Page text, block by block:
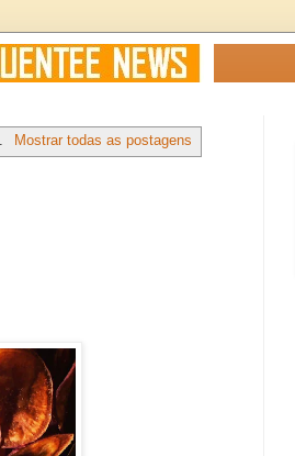
Mostrar todas as postagens